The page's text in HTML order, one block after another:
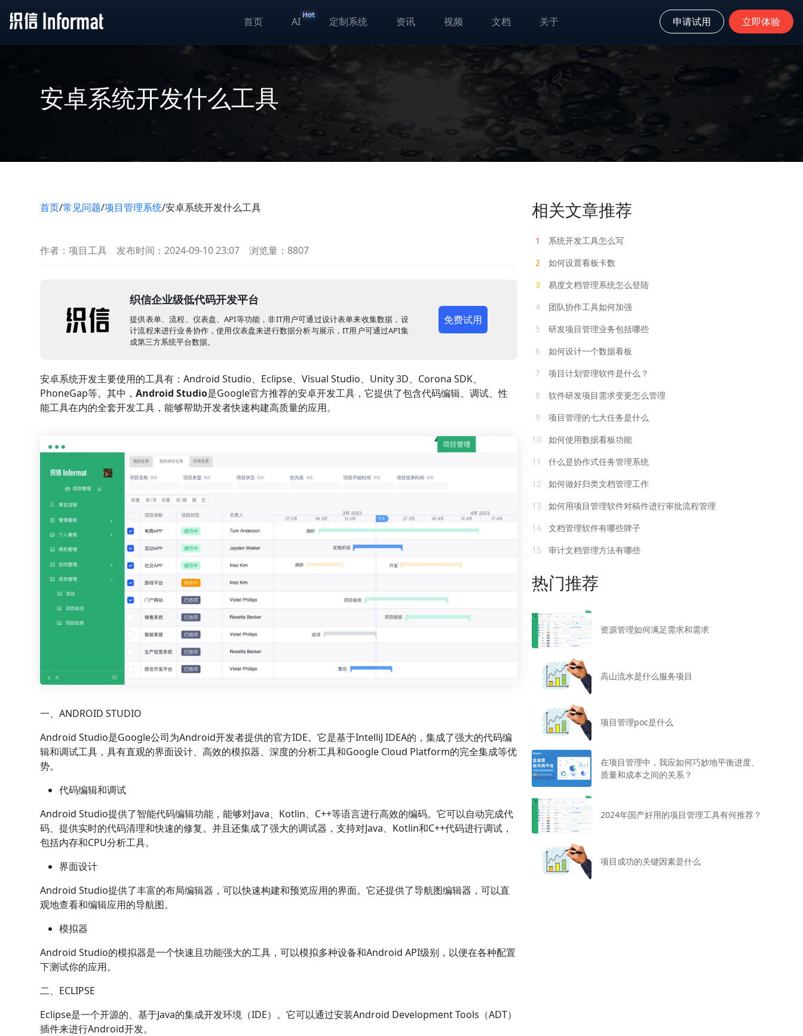
首页 AI
Hot
定制系统 资讯 视频 文档 关于 申请试用 立即体验
安卓系统开发什么工具
首页/常见问题/项目管理系统/安卓系统开发什么工具
作者：项目工具 发布时间：2024-09-10 23:07 浏览量：8807
织信企业级低代码开发平台
提供表单、流程、仪表盘、API等功能，非IT用户可通过设计表单来收集数据，设
计流程来进行业务协作，使用仪表盘来进行数据分析与展示，IT用户可通过API集
成第三方系统平台数据。
免费试用
安卓系统开发主要使用的工具有：Android Studio、Eclipse、Visual Studio、Unity 3D、Corona SDK、
PhoneGap等。其中，Android Studio是Google官方推荐的安卓开发工具，它提供了包含代码编辑、调试、性
能工具在内的全套开发工具，能够帮助开发者快速构建高质量的应用。
一、ANDROID STUDIO
Android Studio是Google公司为Android开发者提供的官方IDE。它是基于IntelliJ IDEA的，集成了强大的代码编
辑和调试工具，具有直观的界面设计、高效的模拟器、深度的分析工具和Google Cloud Platform的完全集成等优
势。
代码编辑和调试
Android Studio提供了智能代码编辑功能，能够对Java、Kotlin、C++等语言进行高效的编码。它可以自动完成代
码、提供实时的代码清理和快速的修复。并且还集成了强大的调试器，支持对Java、Kotlin和C++代码进行调试，
包括内存和CPU分析工具。
界面设计
Android Studio提供了丰富的布局编辑器，可以快速构建和预览应用的界面。它还提供了导航图编辑器，可以直
观地查看和编辑应用的导航图。
模拟器
Android Studio的模拟器是一个快速且功能强大的工具，可以模拟多种设备和Android API级别，以便在各种配置
下测试你的应用。
二、ECLIPSE
Eclipse是一个开源的、基于Java的集成开发环境（IDE）。它可以通过安装Android Development Tools（ADT）
插件来进行Android开发。
相关文章推荐
1
系统开发工具怎么写
2
如何设置看板卡数
3
易度文档管理系统怎么登陆
4
团队协作工具如何加强
5
研发项目管理业务包括哪些
6
如何设计一个数据看板
7
项目计划管理软件是什么？
8
软件研发项目需求变更怎么管理
9
项目管理的七大任务是什么
10
如何使用数据看板功能
11
什么是协作式任务管理系统
12
如何做好归类文档管理工作
13
如何用项目管理软件对稿件进行审批流程管理
14
文档管理软件有哪些牌子
15
审计文档管理方法有哪些
热门推荐
资源管理如何满足需求和需求
高山流水是什么服务项目
项目管理poc是什么
在项目管理中，我应如何巧妙地平衡进度、
质量和成本之间的关系？
2024年国产好用的项目管理工具有何推荐？
项目成功的关键因素是什么